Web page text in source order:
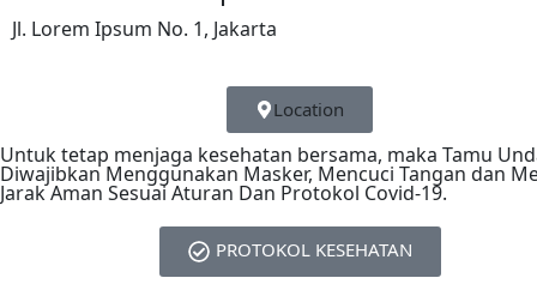
Jl. Lorem Ipsum No. 1, Jakarta
Location
Untuk tetap menjaga kesehatan bersama, maka Tamu
Diwajibkan Menggunakan Masker, Mencuci Tangan dan
Jarak Aman Sesuai Aturan Dan Protokol Covid-19.
PROTOKOL KESEHATAN